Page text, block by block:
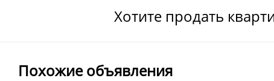
Похожие объявления
Хотите продать